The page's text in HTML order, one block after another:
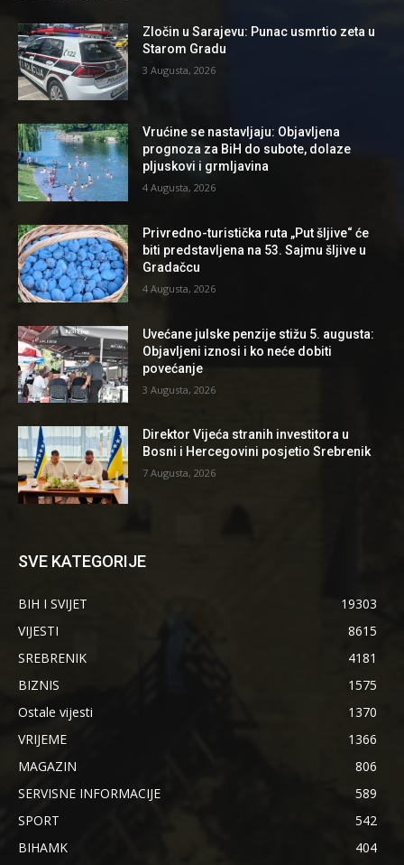
Zločin u Sarajevu: Punac usmrtio zeta u
Starom Gradu
3 Augusta, 2026
Vrućine se nastavljaju: Objavljena
prognoza za BiH do subote, dolaze
pljuskovi i grmljavina
4 Augusta, 2026
Privredno-turistička ruta „Put šljive“ će
biti predstavljena na 53. Sajmu šljive u
Gradačcu
4 Augusta, 2026
Uvećane julske penzije stižu 5. augusta:
Objavljeni iznosi i ko neće dobiti
povećanje
3 Augusta, 2026
Direktor Vijeća stranih investitora u
Bosni i Hercegovini posjetio Srebrenik
7 Augusta, 2026
SVE KATEGORIJE
BIH I SVIJET
19303
VIJESTI
8615
SREBRENIK
4181
BIZNIS
1575
Ostale vijesti
1370
VRIJEME
1366
MAGAZIN
806
SERVISNE INFORMACIJE
589
SPORT
542
BIHAMK
404